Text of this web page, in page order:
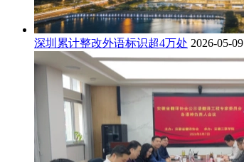
深圳累计整改外语标识超4万处 2026-05-09